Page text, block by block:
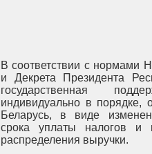
В соответствии с нормами
и Декрета Президента
государственная
индивидуально в порядке,
Беларусь, в виде
срока уплаты налогов и
распределения выручки.